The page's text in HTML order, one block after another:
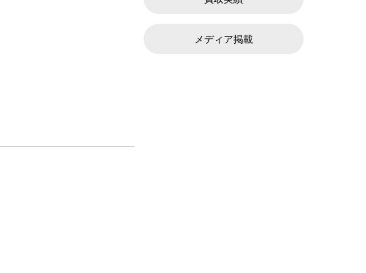
メディア掲載